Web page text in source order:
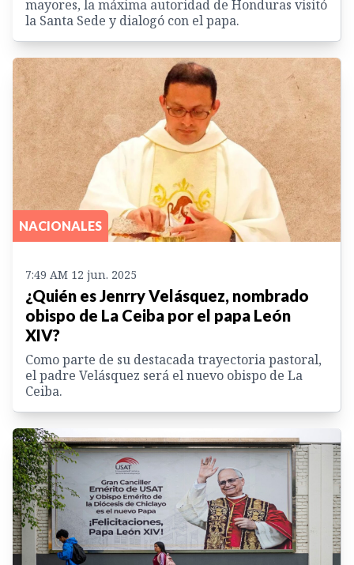
mayores, la máxima autoridad de Honduras visitó
la Santa Sede y dialogó con el papa.
NACIONALES
7:49 AM 12 jun. 2025
¿Quién es Jenrry Velásquez, nombrado
obispo de La Ceiba por el papa León
XIV?
Como parte de su destacada trayectoria pastoral,
el padre Velásquez será el nuevo obispo de La
Ceiba.